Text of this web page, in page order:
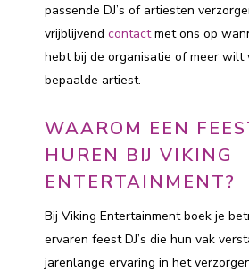
passende DJ’s of artiesten
vrijblijvend contactmet ons op
hebt bij de organisatie of meer wilt
bepaalde artiest.
WAAROM EEN
HUREN BIJ VIKING
ENTERTAINMENT?
Bij Viking Entertainment boek je
ervaren feest DJ’s die hun vak
jarenlange ervaring in het